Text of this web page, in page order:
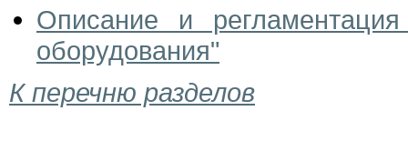
Описание и
оборудования"
К перечню разделов